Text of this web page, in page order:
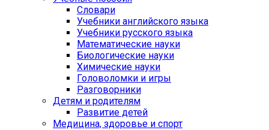
Словари
Учебники английского языка
Учебники русского языка
Математические науки
Биологические науки
Химические науки
Головоломки и игры
Разговорники
Детям и родителям
Развитие детей
Медицина, здоровье и спорт